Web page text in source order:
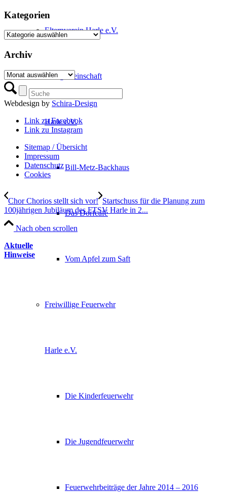
Elternverein Harle e.V.
Dorfgemeinschaft
Harle e.V.
Bill-Metz-Backhaus
Das Dorfcafé
Vom Apfel zum Saft
Freiwillige Feuerwehr
Harle e.V.
Die Kinderfeuerwehr
Die Jugendfeuerwehr
Feuerwehrbeiträge der Jahre 2014 – 2016
Kategorien
Kategorien
Archiv
Archiv
Webdesign by Schira-Design
Link zu Facebook
Link zu Instagram
Sitemap / Übersicht
Impressum
Datenschutz­
Cookies
Chor Chorios stellt sich vor! Startschuss für die Planung zum
100jährigen Jubiläum des FTSV Harle in 2...
Nach oben scrollen
Aktuelle
Hinweise